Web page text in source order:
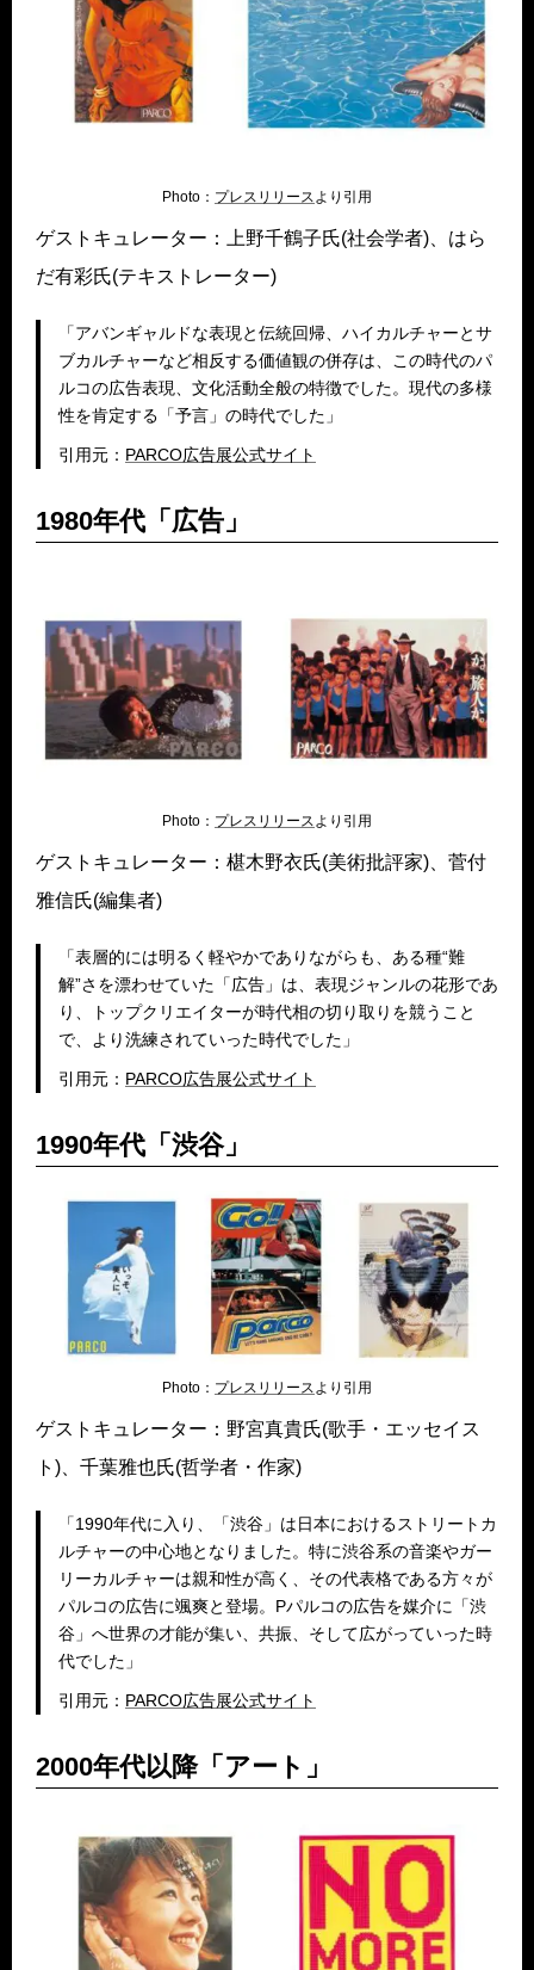
Photo： プレスリリースより引用
ゲストキュレーター：上野千鶴子氏(社会学者)、はら
だ有彩氏(テキストレーター)
「アバンギャルドな表現と伝統回帰、ハイカルチャーとサ
ブカルチャーなど相反する価値観の併存は、この時代のパ
ルコの広告表現、文化活動全般の特徴でした。現代の多様
性を肯定する「予言」の時代でした」
引用元： PARCO広告展公式サイト
1980年代「広告」
Photo： プレスリリースより引用
ゲストキュレーター：椹木野衣氏(美術批評家)、菅付
雅信氏(編集者)
「表層的には明るく軽やかでありながらも、ある種“難
解”さを漂わせていた「広告」は、表現ジャンルの花形であ
り、トップクリエイターが時代相の切り取りを競うこと
で、より洗練されていった時代でした」
引用元： PARCO広告展公式サイト
1990年代「渋谷」
Photo： プレスリリースより引用
ゲストキュレーター：野宮真貴氏(歌手・エッセイス
ト)、千葉雅也氏(哲学者・作家)
「1990年代に入り、「渋谷」は日本におけるストリートカ
ルチャーの中心地となりました。特に渋谷系の音楽やガー
リーカルチャーは親和性が高く、その代表格である方々が
パルコの広告に颯爽と登場。Pパルコの広告を媒介に「渋
谷」へ世界の才能が集い、共振、そして広がっていった時
代でした」
引用元： PARCO広告展公式サイト
2000年代以降「アート」